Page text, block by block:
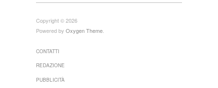
Copyright © 2026
Powered by Oxygen Theme
CONTATTI
REDAZIONE
PUBBLICITÀ